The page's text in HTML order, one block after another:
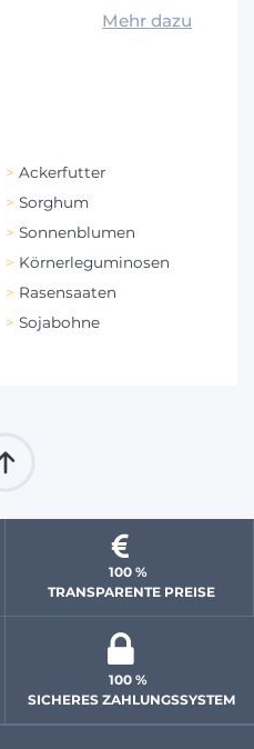
Mehr dazu
Ackerfutter
Sorghum
Sonnenblumen
Körnerleguminosen
Rasensaaten
Sojabohne
100 %
TRANSPARENTE PREISE
100 %
SICHERES ZAHLUNGSSYSTEM